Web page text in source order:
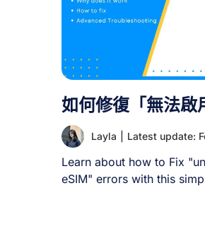
點。 II. [...]
如何修復「無法啟
Layla Latest update:
Learn about how to Fix